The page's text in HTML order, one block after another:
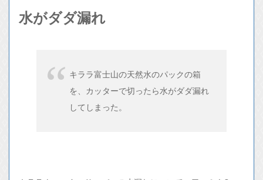
水がダダ漏れ
キララ富士山の天然水のパックの箱
を、カッターで切ったら水がダダ漏れ
してしまった。